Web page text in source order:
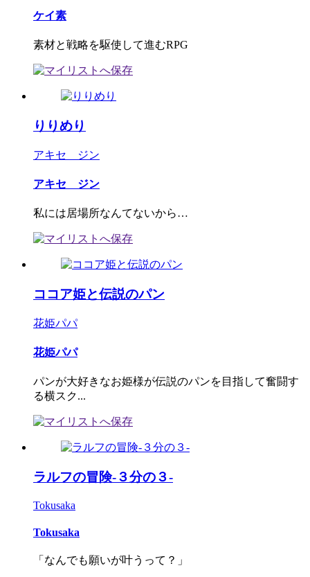
ケイ素
素材と戦略を駆使して進むRPG
りりめり
アキセ ジン
アキセ ジン
私には居場所なんてないから…
ココア姫と伝説のパン
花姫パパ
花姫パパ
パンが大好きなお姫様が伝説のパンを目指して奮闘す
る横スク...
ラルフの冒険-３分の３-
Tokusaka
Tokusaka
「なんでも願いが叶うって？」